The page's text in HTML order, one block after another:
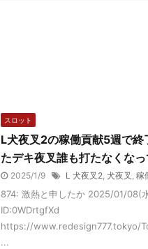
スロット
L犬夜叉2の稼働貢献5週で終
たデキ夜叉誰も打たなくな
2025/1/9 L 犬夜叉2, 犬夜叉 , 稼
874: 激熱と申したか 2025/01/08(
ID:0WDrtgfXd
https://www.redesign777.tokyo/
...